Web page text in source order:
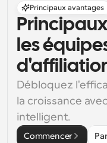
Principaux avantages
les
Débloquez
la croissance
intelligent.
Commencer